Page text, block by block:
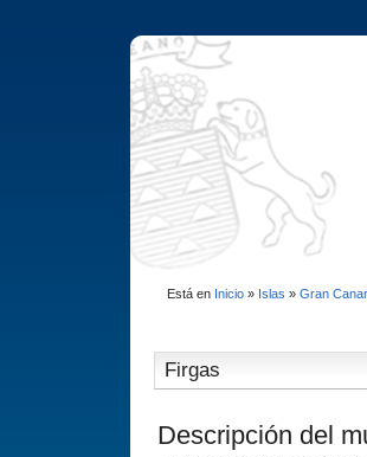
Está en Inicio» Islas » Gran
Firgas
Descripción del